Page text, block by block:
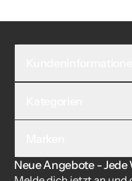
Neue Angebote - Jede